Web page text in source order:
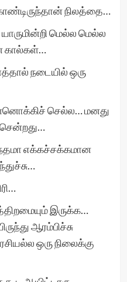
நிலத்தை…
மெல்ல மெல்ல
கால்கள்…
நடையில் ஒரு
செல்ல… மனது
சென்றது…
எக்கச்சக்கமான
இருக்க…
ஆரம்பிச்சு
ஒரு நிலைக்கு